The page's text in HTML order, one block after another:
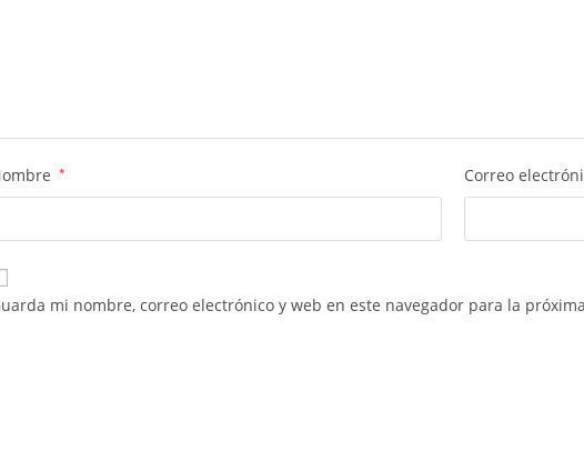
* Correo
mi nombre, correo electrónico y web en este navegador para la